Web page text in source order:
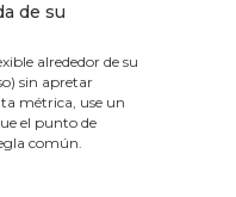
de su
alrededor de su
sin apretar
métrica, use un
el punto de
común.